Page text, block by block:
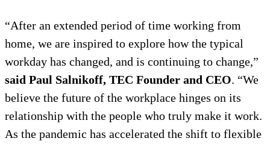
“After an extended period of time working from
home, we are inspired to explore how the typical
workday has changed, and is continuing to change,”
said Paul Salnikoff, TEC Founder and CEO. “We
believe the future of the workplace hinges on its
relationship with the people who truly make it work.
As the pandemic has accelerated the shift to flexible